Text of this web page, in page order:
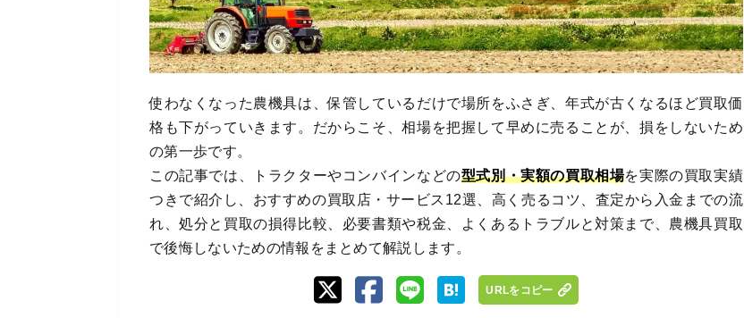
使わなくなった農機具は、保管しているだけで場所をふさぎ、年式が古くなるほど買取価
格も下がっていきます。だからこそ、相場を把握して早めに売ることが、損をしないため
の第一歩です。
この記事では、トラクターやコンバインなどの型式別・実額の買取相場を実際の買取実績
つきで紹介し、おすすめの買取店・サービス12選、高く売るコツ、査定から入金までの流
れ、処分と買取の損得比較、必要書類や税金、よくあるトラブルと対策まで、農機具買取
で後悔しないための情報をまとめて解説します。
URLをコピー